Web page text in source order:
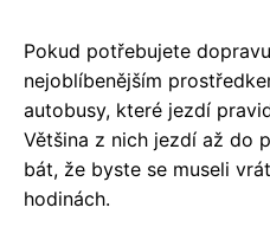
Pokud potřebujete
nejoblíbenějším
autobusy, které jezdí
Většina z nich jezdí až do
bát, že byste se museli
hodinách.